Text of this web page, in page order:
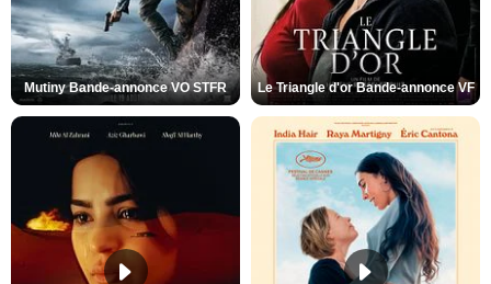
Mutiny Bande-annonce VO STFR Le Triangle d'or Bande-annonce VF